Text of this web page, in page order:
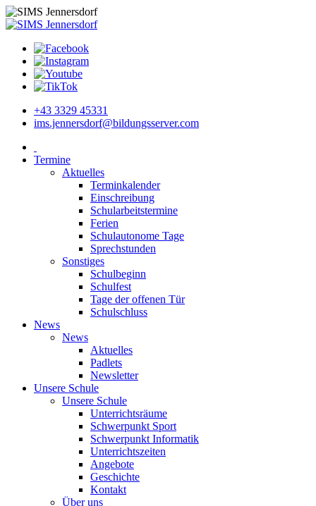
+43 3329 45331
ims.jennersdorf@bildungsserver.com
Termine
Aktuelles
Terminkalender
Einschreibung
Schularbeitstermine
Ferien
Schulautonome Tage
Sprechstunden
Sonstiges
Schulbeginn
Schulfest
Tage der offenen Tür
Schulschluss
News
News
Aktuelles
Padlets
Newsletter
Unsere Schule
Unsere Schule
Unterrichtsräume
Schwerpunkt Sport
Schwerpunkt Informatik
Unterrichtszeiten
Angebote
Geschichte
Kontakt
Über uns